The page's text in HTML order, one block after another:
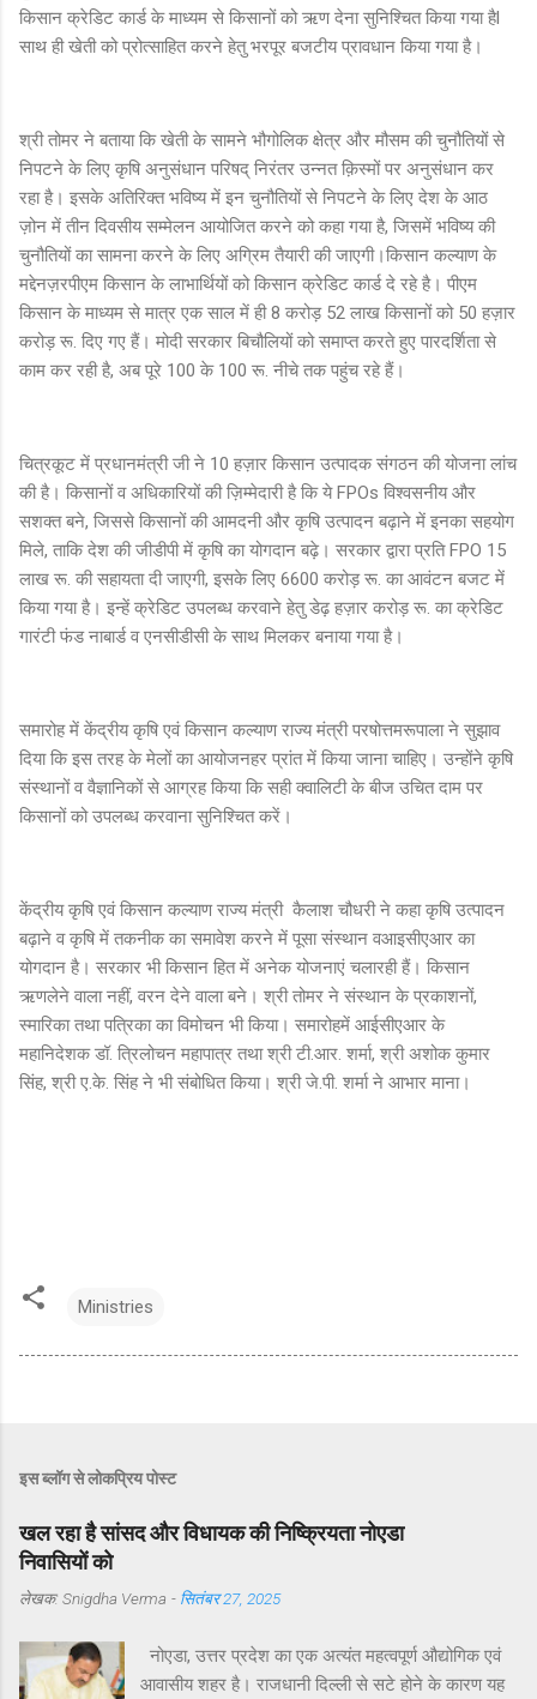
किसान क्रेडिट कार्ड के माध्यम से किसानों को ऋण देना सुनिश्चित किया गया हैl
साथ ही खेती को प्रोत्साहित करने हेतु भरपूर बजटीय प्रावधान किया गया है।
श्री तोमर ने बताया कि खेती के सामने भौगोलिक क्षेत्र और मौसम की चुनौतियों से
निपटने के लिए कृषि अनुसंधान परिषद् निरंतर उन्नत क़िस्मों पर अनुसंधान कर
रहा है। इसके अतिरिक्त भविष्य में इन चुनौतियों से निपटने के लिए देश के आठ
ज़ोन में तीन दिवसीय सम्मेलन आयोजित करने को कहा गया है, जिसमें भविष्य की
चुनौतियों का सामना करने के लिए अग्रिम तैयारी की जाएगी।किसान कल्याण के
मद्देनज़रपीएम किसान के लाभार्थियों को किसान क्रेडिट कार्ड दे रहे है। पीएम
किसान के माध्यम से मात्र एक साल में ही 8 करोड़ 52 लाख किसानों को 50 हज़ार
करोड़ रू. दिए गए हैं। मोदी सरकार बिचौलियों को समाप्त करते हुए पारदर्शिता से
काम कर रही है, अब पूरे 100 के 100 रू. नीचे तक पहुंच रहे हैं।
चित्रकूट में प्रधानमंत्री जी ने 10 हज़ार किसान उत्पादक संगठन की योजना लांच
की है। किसानों व अधिकारियों की ज़िम्मेदारी है कि ये FPOs विश्वसनीय और
सशक्त बने, जिससे किसानों की आमदनी और कृषि उत्पादन बढ़ाने में इनका सहयोग
मिले, ताकि देश की जीडीपी में कृषि का योगदान बढ़े। सरकार द्वारा प्रति FPO 15
लाख रू. की सहायता दी जाएगी, इसके लिए 6600 करोड़ रू. का आवंटन बजट में
किया गया है। इन्हें क्रेडिट उपलब्ध करवाने हेतु डेढ़ हज़ार करोड़ रू. का क्रेडिट
गारंटी फंड नाबार्ड व एनसीडीसी के साथ मिलकर बनाया गया है।
समारोह में केंद्रीय कृषि एवं किसान कल्याण राज्य मंत्री परषोत्तमरूपाला ने सुझाव
दिया कि इस तरह के मेलों का आयोजनहर प्रांत में किया जाना चाहिए। उन्होंने कृषि
संस्थानों व वैज्ञानिकों से आग्रह किया कि सही क्वालिटी के बीज उचित दाम पर
किसानों को उपलब्ध करवाना सुनिश्चित करें।
केंद्रीय कृषि एवं किसान कल्याण राज्य मंत्री कैलाश चौधरी ने कहा कृषि उत्पादन
बढ़ाने व कृषि में तकनीक का समावेश करने में पूसा संस्थान वआइसीएआर का
योगदान है। सरकार भी किसान हित में अनेक योजनाएं चलारही हैं। किसान
ऋणलेने वाला नहीं, वरन देने वाला बने। श्री तोमर ने संस्थान के प्रकाशनों,
स्मारिका तथा पत्रिका का विमोचन भी किया। समारोहमें आईसीएआर के
महानिदेशक डॉ. त्रिलोचन महापात्र तथा श्री टी.आर. शर्मा, श्री अशोक कुमार
सिंह, श्री ए.के. सिंह ने भी संबोधित किया। श्री जे.पी. शर्मा ने आभार माना।
Ministries
इस ब्लॉग से लोकप्रिय पोस्ट
खल रहा है सांसद और विधायक की निष्क्रियता नोएडा
निवासियों को
लेखक: Snigdha Verma - सितंबर 27, 2025
नोएडा, उत्तर प्रदेश का एक अत्यंत महत्वपूर्ण औद्योगिक एवं
आवासीय शहर है। राजधानी दिल्ली से सटे होने के कारण यह